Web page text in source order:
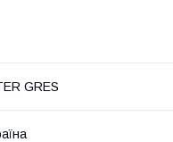
GRES